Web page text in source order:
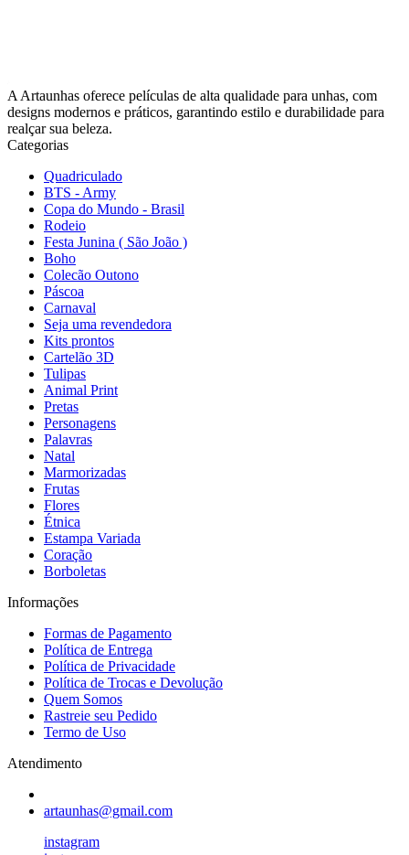
A Artaunhas oferece películas de alta qualidade para unhas, com
designs modernos e práticos, garantindo estilo e durabilidade para
realçar sua beleza.
Categorias
Quadriculado
BTS - Army
Copa do Mundo - Brasil
Rodeio
Festa Junina ( São João )
Boho
Colecão Outono
Páscoa
Carnaval
Seja uma revendedora
Kits prontos
Cartelão 3D
Tulipas
Animal Print
Pretas
Personagens
Palavras
Natal
Marmorizadas
Frutas
Flores
Étnica
Estampa Variada
Coração
Borboletas
Informações
Formas de Pagamento
Política de Entrega
Política de Privacidade
Política de Trocas e Devolução
Quem Somos
Rastreie seu Pedido
Termo de Uso
Atendimento
artaunhas@gmail.com
instagram